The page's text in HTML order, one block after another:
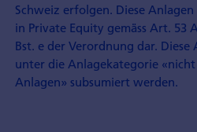
Schweiz erfolgen. Diese
in Private Equity gemäss Art. 53
Bst. e der Verordnung dar.
unter die Anlagekategorie
Anlagen» subsumiert werden.